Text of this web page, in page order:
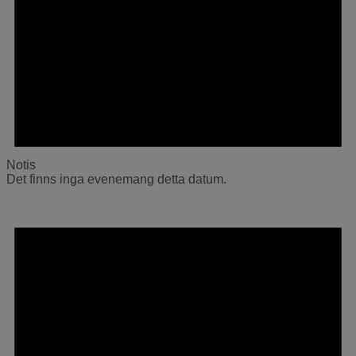
Notis
Det finns inga evenemang detta datum.